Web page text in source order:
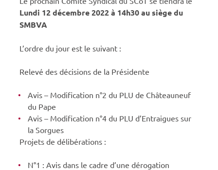
Lundi 12 décembre 2022 à 14h30 au siège du
SMBVA
L’ordre du jour est le suivant :
Relevé des décisions de la Présidente
Avis – Modification n°2 du PLU de Châteauneuf
du Pape
Avis – Modification n°4 du PLU d’Entraigues sur
la Sorgues
Projets de délibérations :
N°1 : Avis dans le cadre d’une dérogation